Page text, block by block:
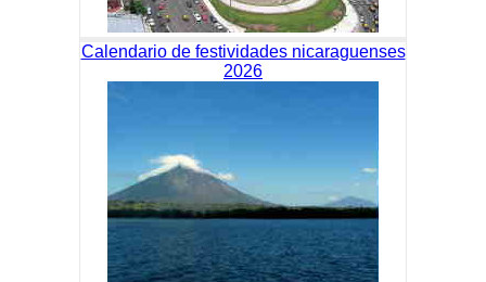
Calendario de festividades nicaraguenses
2026